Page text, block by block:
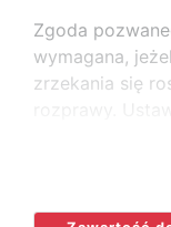
Zgoda
wymagana,
zrzekania się